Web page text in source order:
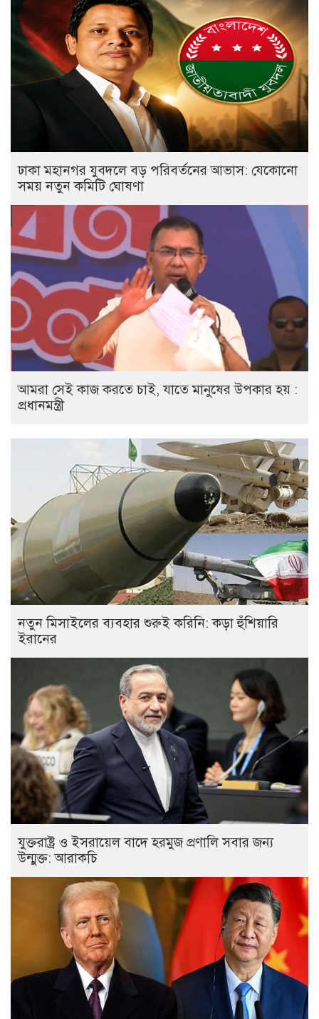
ঢাকা মহানগর যুবদলে বড় পরিবর্তনের আভাস: যেকোনো
সময় নতুন কমিটি ঘোষণা
আমরা সেই কাজ করতে চাই, যাতে মানুষের উপকার হয় :
প্রধানমন্ত্রী
নতুন মিসাইলের ব্যবহার শুরুই করিনি: কড়া হুঁশিয়ারি
ইরানের
যুক্তরাষ্ট্র ও ইসরায়েল বাদে হরমুজ প্রণালি সবার জন্য
উন্মুক্ত: আরাকচি